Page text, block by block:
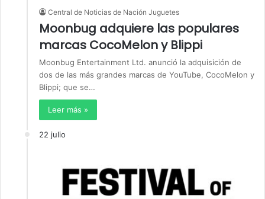
Central de Noticias de Nación Juguetes
Moonbug adquiere las populares
marcas CocoMelon y Blippi
Moonbug Entertainment Ltd. anunció la adquisición de
dos de las más grandes marcas de YouTube, CocoMelon y
Blippi; que se…
Leer más »
22 julio